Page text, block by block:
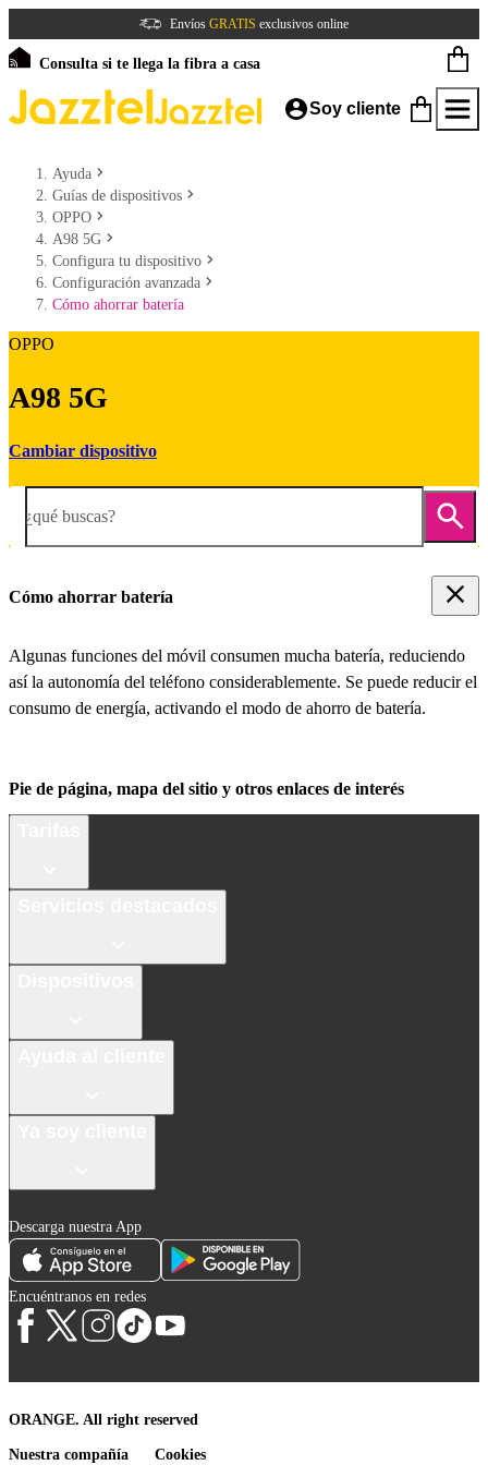
Envíos GRATIS exclusivos online
Consulta si te llega la fibra a casa
Soy cliente
Ayuda
Guías de dispositivos
OPPO
A98 5G
Configura tu dispositivo
Configuración avanzada
Cómo ahorrar batería
OPPO
A98 5G
Cambiar dispositivo
¿qué buscas?
Cómo ahorrar batería
Algunas funciones del móvil consumen mucha batería, reduciendo
así la autonomía del teléfono considerablemente. Se puede reducir el
consumo de energía, activando el modo de ahorro de batería.
Pie de página, mapa del sitio y otros enlaces de interés
Descarga nuestra App
Encuéntranos en redes
ORANGE. All right reserved
Nuestra compañía Cookies